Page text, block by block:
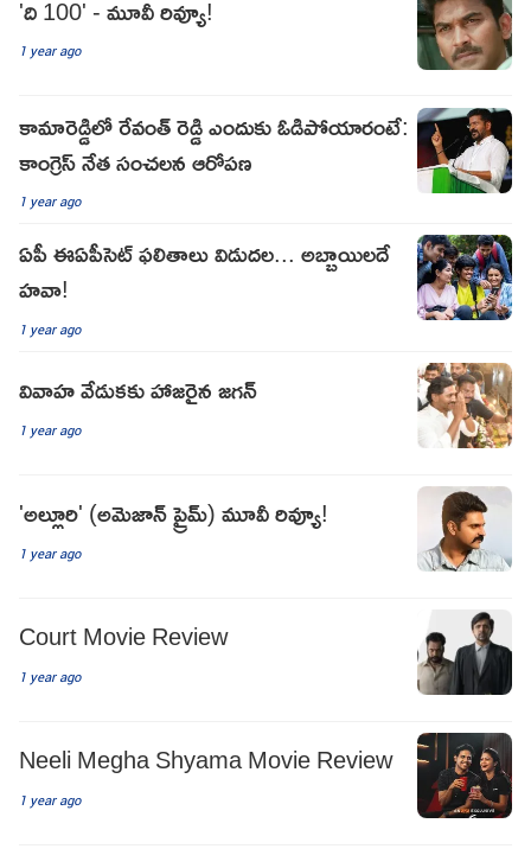
'ది 100' - మూవీ రివ్యూ!
1 year ago
కామారెడ్డిలో రేవంత్ రెడ్డి ఎందుకు ఓడిపోయారంటే:
కాంగ్రెస్ నేత సంచలన ఆరోపణ
1 year ago
ఏపీ ఈఏపీసెట్ ఫలితాలు విడుదల... అబ్బాయిలదే
హవా!
1 year ago
వివాహ వేడుకకు హాజరైన జగన్
1 year ago
'అల్లూరి' (అమెజాన్ ప్రైమ్) మూవీ రివ్యూ!
1 year ago
Court Movie Review
1 year ago
Neeli Megha Shyama Movie Review
1 year ago